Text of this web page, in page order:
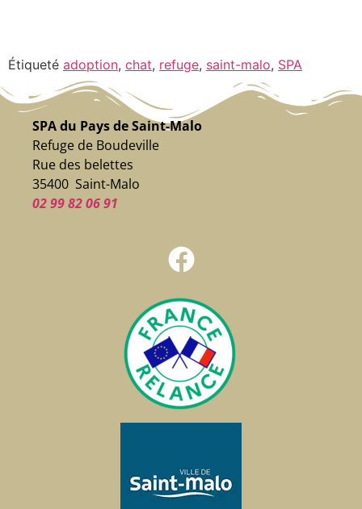
Étiqueté adoption, chat, refuge, saint-malo, SPA
SPA du Pays de Saint-Malo
Refuge de Boudeville
Rue des belettes
35400 Saint-Malo
02 99 82 06 91